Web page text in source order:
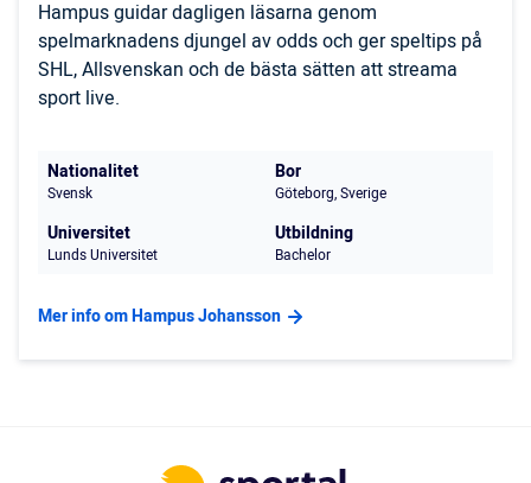
Hampus guidar dagligen läsarna genom
spelmarknadens djungel av odds och ger speltips på
SHL, Allsvenskan och de bästa sätten att streama
sport live.
Nationalitet
Svensk
Bor
Göteborg, Sverige
Universitet
Lunds Universitet
Utbildning
Bachelor
Mer info om Hampus Johansson